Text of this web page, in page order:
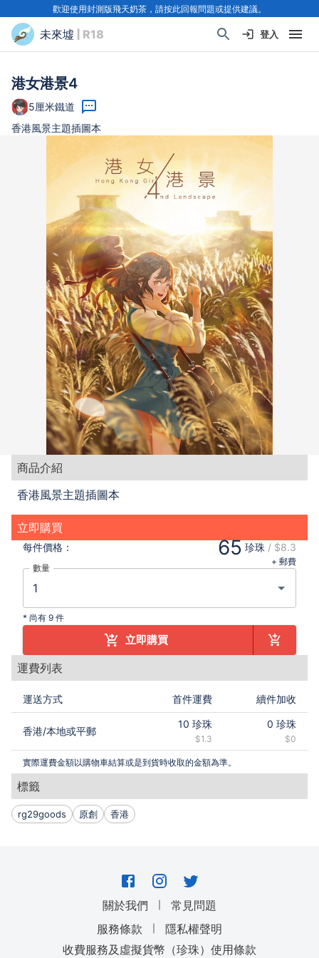
歡迎使用封測版飛天奶茶，請按此回報問題或提供建議。
未來墟 | R18 登入
港女港景4
5厘米鐵道
香港風景主題插圖本
商品介紹
香港風景主題插圖本
立即購買
每件價格： 65 珍珠 / $8.3
+ 郵費
數量
* 尚有 9 件
立即購買
運費列表
運送方式 首件運費 續件加收
香港/本地或平郵
10 珍珠
$1.3
0 珍珠
$0
實際運費金額以購物車結算或是到貨時收取的金額為準。
標籤
rg29goods 原創 香港
關於我們 ｜
常見問題
服務條款
｜
隱私權聲明
收費服務及虛擬貨幣（珍珠）使用條款